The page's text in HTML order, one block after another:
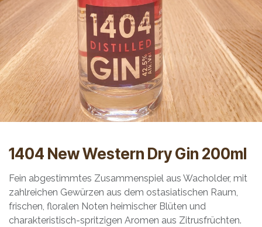
1404 New Western Dry Gin 200ml
Fein abgestimmtes Zusammenspiel aus Wacholder, mit
zahlreichen Gewürzen aus dem ostasiatischen Raum,
frischen, floralen Noten heimischer Blüten und
charakteristisch-spritzigen Aromen aus Zitrusfrüchten.